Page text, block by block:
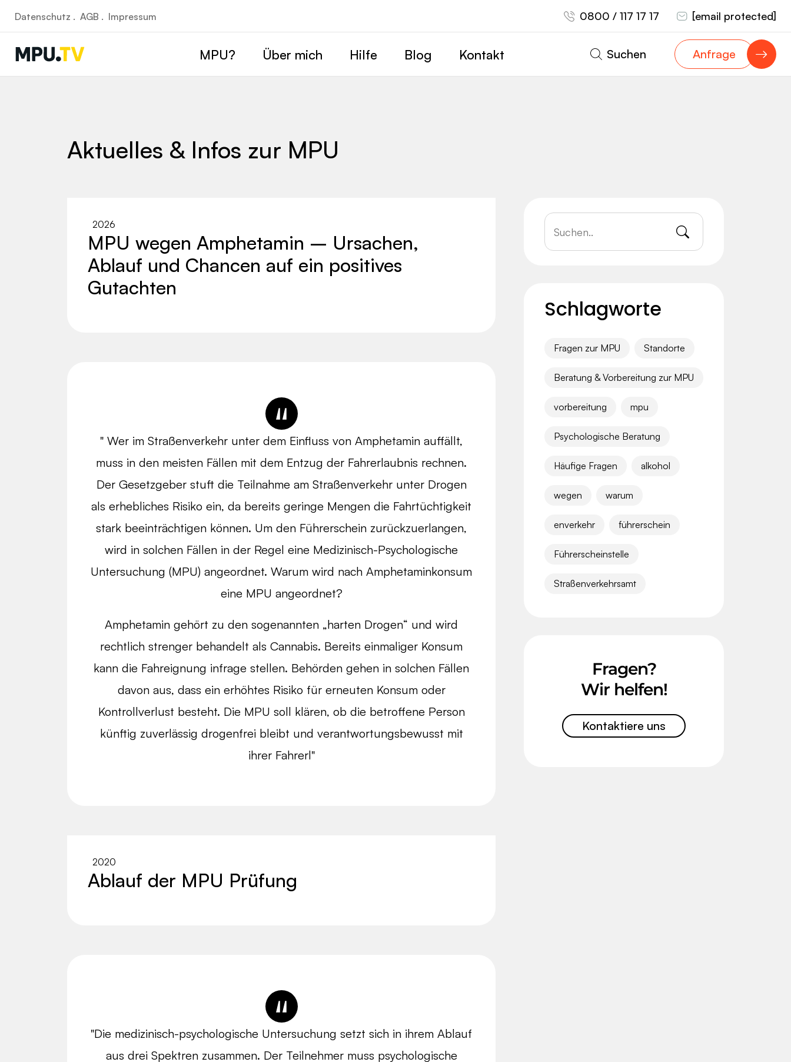
Aktuelles & Infos zur MPU
2026
MPU wegen Amphetamin – Ursachen,
Ablauf und Chancen auf ein positives
Gutachten
" Wer im Straßenverkehr unter dem Einfluss von Amphetamin auffällt,
muss in den meisten Fällen mit dem Entzug der Fahrerlaubnis rechnen.
Der Gesetzgeber stuft die Teilnahme am Straßenverkehr unter Drogen
als erhebliches Risiko ein, da bereits geringe Mengen die Fahrtüchtigkeit
stark beeinträchtigen können. Um den Führerschein zurückzuerlangen,
wird in solchen Fällen in der Regel eine Medizinisch-Psychologische
Untersuchung (MPU) angeordnet. Warum wird nach Amphetaminkonsum
eine MPU angeordnet?
Amphetamin gehört zu den sogenannten „harten Drogen“ und wird
rechtlich strenger behandelt als Cannabis. Bereits einmaliger Konsum
kann die Fahreignung infrage stellen. Behörden gehen in solchen Fällen
davon aus, dass ein erhöhtes Risiko für erneuten Konsum oder
Kontrollverlust besteht. Die MPU soll klären, ob die betroffene Person
künftig zuverlässig drogenfrei bleibt und verantwortungsbewusst mit
ihrer Fahrerl"
2020
Ablauf der MPU Prüfung
"Die medizinisch-psychologische Untersuchung setzt sich in ihrem Ablauf
aus drei Spektren zusammen. Der Teilnehmer muss psychologische
Schlagworte
Fragen zur MPU Standorte
Beratung & Vorbereitung zur MPU
vorbereitung mpu
Psychologische Beratung
Häufige Fragen alkohol
wegen warum
enverkehr führerschein
Führerscheinstelle
Straßenverkehrsamt
Fragen?
Wir helfen!
Kontaktiere uns
Datenschutz . AGB . Impressum 0800 / 117 17 17 [email protected]
Suchen Anfrage
MPU? Über mich Hilfe Blog Kontakt